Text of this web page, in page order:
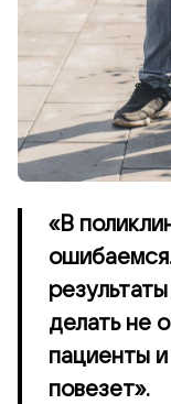
«В
делать не
пациенты
повезет».